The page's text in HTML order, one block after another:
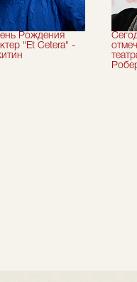
Рождения
"Et Cetera" -